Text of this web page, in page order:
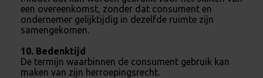
een overeenkomst, zonder dat consument en
ondernemer gelijktijdig in dezelfde ruimte zijn
samengekomen.
10. Bedenktijd
De termijn waarbinnen de consument gebruik kan
maken van zijn herroepingsrecht.